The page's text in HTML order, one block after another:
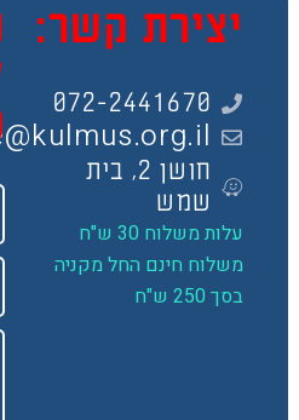
קשר:
072-2441670
חושן 2, בית
שמש
משלוח 30 ש"ח
חינם החל מקניה
כל
Email